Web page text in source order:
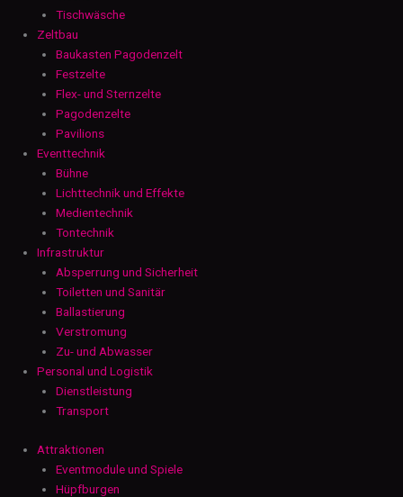
Tischwäsche
Zeltbau
Baukasten Pagodenzelt
Festzelte
Flex- und Sternzelte
Pagodenzelte
Pavilions
Eventtechnik
Bühne
Lichttechnik und Effekte
Medientechnik
Tontechnik
Infrastruktur
Absperrung und Sicherheit
Toiletten und Sanitär
Ballastierung
Verstromung
Zu- und Abwasser
Personal und Logistik
Dienstleistung
Transport
Attraktionen
Eventmodule und Spiele
Hüpfburgen